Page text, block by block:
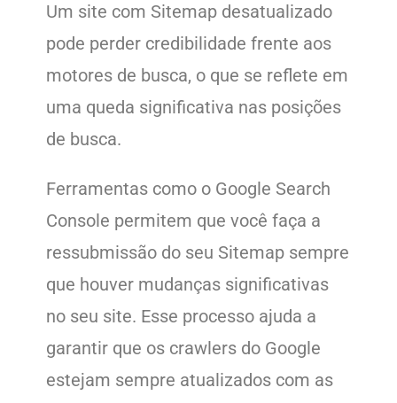
Um site com Sitemap desatualizado
pode perder credibilidade frente aos
motores de busca, o que se reflete em
uma queda significativa nas posições
de busca.
Ferramentas como o Google Search
Console permitem que você faça a
ressubmissão do seu Sitemap sempre
que houver mudanças significativas
no seu site. Esse processo ajuda a
garantir que os crawlers do Google
estejam sempre atualizados com as